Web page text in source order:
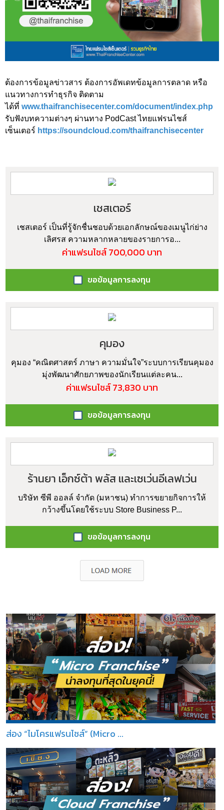
ต้องการข้อมูลข่าวสาร ต้องการอัพเดทข้อมูลการตลาด หรือ
แนวทางการทำธุรกิจ ติดตาม
ได้ที่ www.thaifranchisecenter.com/document/index.php
รับฟังบทความต่างๆ ผ่านทาง PodCast ไทยแฟรนไชส์
เซ็นเตอร์ https://soundcloud.com/thaifranchisecenter
เชสเตอร์
เชสเตอร์ เป็นที่รู้จักชื่นชอบด้วยเอกลักษณ์ของเมนูไก่ย่าง
เลิศรส ความหลากหลายของรายการอ...
ค่าแฟรนไชส์ 700,000 บาท
ขอข้อมูลการลงทุน
คุมอง
คุมอง “คณิตศาสตร์ ภาษา ความมั่นใจ”ระบบการเรียนคุมอง
มุ่งพัฒนาศักยภาพของนักเรียนแต่ละคน...
ค่าแฟรนไชส์ 73,830 บาท
ขอข้อมูลการลงทุน
ร้านยา เอ็กซ์ต้า พลัส และเซเว่นอีเลฟเว่น
บริษัท ซีพี ออลล์ จำกัด (มหาชน) ทำการขยายกิจการให้
กว้างขึ้นโดยใช้ระบบ Store Business P...
ขอข้อมูลการลงทุน
ส่อง “ไมโครแฟรนไชส์” (Micro ...